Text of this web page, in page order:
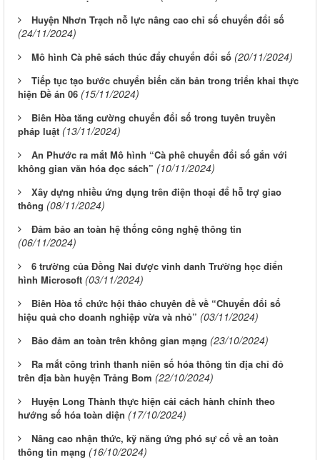
Huyện Nhơn Trạch nỗ lực nâng cao chỉ số chuyển đổi số
(24/11/2024)
Mô hình Cà phê sách thúc đẩy chuyển đổi số (20/11/2024)
Tiếp tục tạo bước chuyển biến căn bản trong triển khai thực
hiện Đề án 06 (15/11/2024)
Biên Hòa tăng cường chuyển đổi số trong tuyên truyền
pháp luật (13/11/2024)
An Phước ra mắt Mô hình “Cà phê chuyển đổi số gắn với
không gian văn hóa đọc sách” (10/11/2024)
Xây dựng nhiều ứng dụng trên điện thoại để hỗ trợ giao
thông (08/11/2024)
Đảm bảo an toàn hệ thống công nghệ thông tin
(06/11/2024)
6 trường của Đồng Nai được vinh danh Trường học điển
hình Microsoft (03/11/2024)
Biên Hòa tổ chức hội thảo chuyên đề về “Chuyển đổi số
hiệu quả cho doanh nghiệp vừa và nhỏ” (03/11/2024)
Bảo đảm an toàn trên không gian mạng (23/10/2024)
Ra mắt công trình thanh niên số hóa thông tin địa chỉ đỏ
trên địa bàn huyện Trảng Bom (22/10/2024)
Huyện Long Thành thực hiện cải cách hành chính theo
hướng số hóa toàn diện (17/10/2024)
Nâng cao nhận thức, kỹ năng ứng phó sự cố về an toàn
thông tin mạng (16/10/2024)